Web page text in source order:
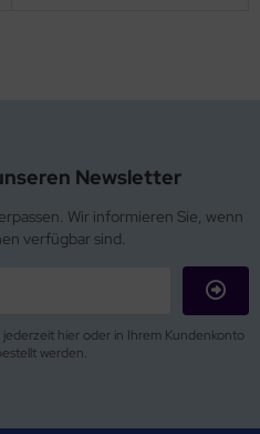
Newsletter
Wir informieren Sie, wenn
verfügbar sind.
hier oder in Ihrem Kundenkonto
werden.